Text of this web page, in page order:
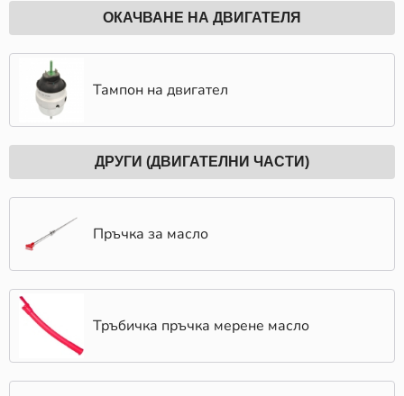
ОКАЧВАНЕ НА ДВИГАТЕЛЯ
Тампон на двигател
ДРУГИ (ДВИГАТЕЛНИ ЧАСТИ)
Пръчка за масло
Тръбичка пръчка мерене масло